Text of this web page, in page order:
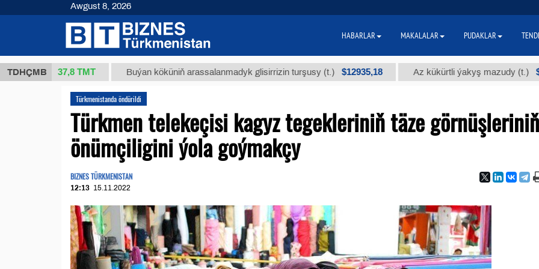
TDHÇMB
(kg.) 37,8 ТМТ Buýan köküniň arassalanmadyk glisirrizin turşusy (t.) $12935,18 Az kükürtli ýakyş mazudy (t.) $300
Türkmenistanda öndürildi
Türkmen telekeçisi kagyz tegekleriniň täze görnüşleriniň
önümçiligini ýola goýmakçy
BIZNES TÜRKMENISTAN
12:13 15.11.2022
Awgust 8, 2026
HABARLAR MAKALALAR PUDAKLAR